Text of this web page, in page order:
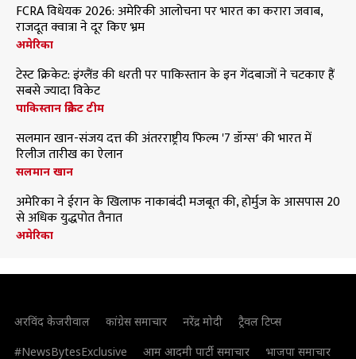
FCRA विधेयक 2026: अमेरिकी आलोचना पर भारत का करारा जवाब,
राजदूत क्वात्रा ने दूर किए भ्रम
अमेरिका
टेस्ट क्रिकेट: इंग्लैंड की धरती पर पाकिस्तान के इन गेंदबाजों ने चटकाए हैं
सबसे ज्यादा विकेट
पाकिस्तान क्रिकेट टीम
सलमान खान-संजय दत्त की अंतरराष्ट्रीय फिल्म '7 डॉग्स' की भारत में
रिलीज तारीख का ऐलान
सलमान खान
अमेरिका ने ईरान के खिलाफ नाकाबंदी मजबूत की, होर्मुज के आसपास 20
से अधिक युद्धपोत तैनात
अमेरिका
अरविंद केजरीवाल कांग्रेस समाचार नरेंद्र मोदी
ट्रैवल टिप्स
#NewsBytesExclusive
आम आदमी पार्टी समाचार भाजपा समाचार